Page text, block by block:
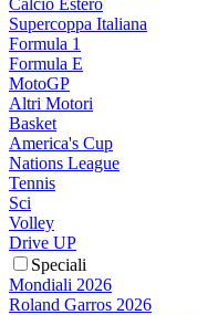
Calcio Estero
Supercoppa Italiana
Formula 1
Formula E
MotoGP
Altri Motori
Basket
America's Cup
Nations League
Tennis
Sci
Volley
Drive UP
Speciali
Mondiali 2026
Roland Garros 2026